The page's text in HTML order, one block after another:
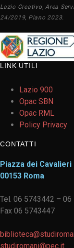
Lazio Creativo, Area
24/2019, Piano 2023.
LINK UTILI
Lazio 900
Opac SBN
Opac RML
Policy Privacy
CONTATTI
Piazza dei Cavalieri
00153 Roma
Tel. 06 5743442 – 06
Fax 06 5743447
studiromani@pec.it